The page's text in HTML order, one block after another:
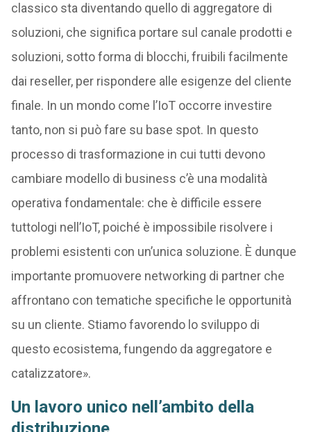
classico sta diventando quello di aggregatore di
soluzioni, che significa portare sul canale prodotti e
soluzioni, sotto forma di blocchi, fruibili facilmente
dai reseller, per rispondere alle esigenze del cliente
finale. In un mondo come l’IoT occorre investire
tanto, non si può fare su base spot. In questo
processo di trasformazione in cui tutti devono
cambiare modello di business c’è una modalità
operativa fondamentale: che è difficile essere
tuttologi nell’IoT, poiché è impossibile risolvere i
problemi esistenti con un’unica soluzione. È dunque
importante promuovere networking di partner che
affrontano con tematiche specifiche le opportunità
su un cliente. Stiamo favorendo lo sviluppo di
questo ecosistema, fungendo da aggregatore e
catalizzatore».
Un lavoro unico nell’ambito della